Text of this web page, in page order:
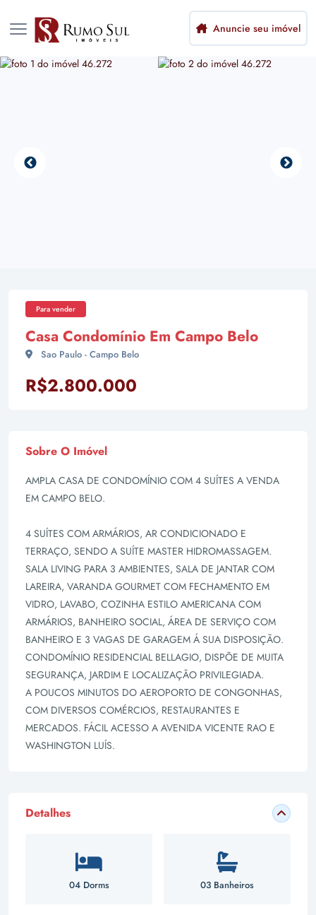
Anuncie seu imóvel
Para vender
Casa Condomínio Em Campo Belo
Sao Paulo - Campo Belo
R$2.800.000
Sobre O Imóvel
AMPLA CASA DE CONDOMÍNIO COM 4 SUÍTES A VENDA
EM CAMPO BELO.
4 SUÍTES COM ARMÁRIOS, AR CONDICIONADO E
TERRAÇO, SENDO A SUÍTE MASTER HIDROMASSAGEM.
SALA LIVING PARA 3 AMBIENTES, SALA DE JANTAR COM
LAREIRA, VARANDA GOURMET COM FECHAMENTO EM
VIDRO, LAVABO, COZINHA ESTILO AMERICANA COM
ARMÁRIOS, BANHEIRO SOCIAL, ÁREA DE SERVIÇO COM
BANHEIRO E 3 VAGAS DE GARAGEM Á SUA DISPOSIÇÃO.
CONDOMÍNIO RESIDENCIAL BELLAGIO, DISPÕE DE MUITA
SEGURANÇA, JARDIM E LOCALIZAÇÃO PRIVILEGIADA.
A POUCOS MINUTOS DO AEROPORTO DE CONGONHAS,
COM DIVERSOS COMÉRCIOS, RESTAURANTES E
MERCADOS. FÁCIL ACESSO A AVENIDA VICENTE RAO E
WASHINGTON LUÍS.
Detalhes
04 Dorms 03 Banheiros